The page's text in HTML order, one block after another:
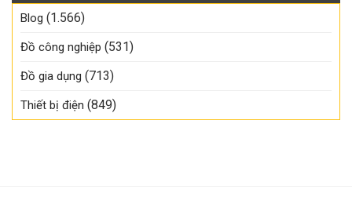
Blog (1.566)
Đồ công nghiệp (531)
Đồ gia dụng (713)
Thiết bị điện (849)